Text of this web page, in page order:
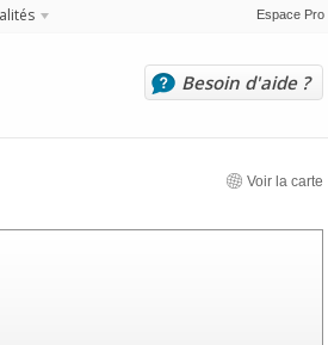
Espace Pro
Besoin d'aide ?
Voir la carte